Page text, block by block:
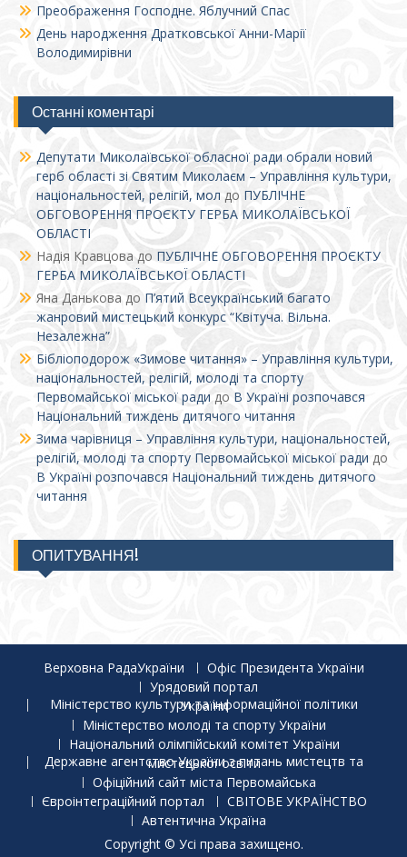
Преображення Господне. Яблучний Спас
День народження Дратковської Анни-Марії
Володимирівни
Останні коментарі
Депутати Миколаївської обласної ради обрали новий
герб області зі Святим Миколаєм – Управління культури,
національностей, релігій, мол до ПУБЛІЧНЕ
ОБГОВОРЕННЯ ПРОЄКТУ ГЕРБА МИКОЛАЇВСЬКОЇ
ОБЛАСТІ
Надія Кравцовадо ПУБЛІЧНЕ ОБГОВОРЕННЯ ПРОЄКТУ
ГЕРБА МИКОЛАЇВСЬКОЇ ОБЛАСТІ
Яна Данькова до П’ятий Всеукраїнський багато
жанровий мистецький конкурс “Квітуча. Вільна.
Незалежна”
Бібліоподорож «Зимове читання» – Управління культури,
національностей, релігій, молоді та спорту
Первомайської міської ради до В Україні розпочався
Національний тиждень дитячого читання
Зима чарівниця – Управління культури, національностей,
релігій, молоді та спорту Первомайської міської ради до
В Україні розпочався Національний тиждень дитячого
читання
ОПИТУВАННЯ!
Верховна РадаУкраїни
Офіс Президента України
Урядовий портал
Міністерство культури та інформаційної політики України
Міністерство молоді та спорту України
Національний олімпійський комітет України
Державне агентство України з питань мистецтв та мистецької освіти
Офіційний сайт міста Первомайська
Євроінтеграційний портал
СВІТОВЕ УКРАЇНСТВО
Автентична Україна
Copyright © Усі права захищено.